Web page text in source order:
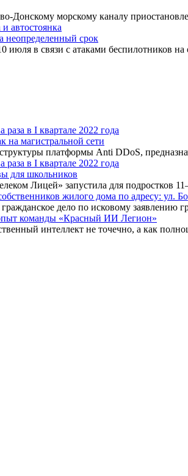
Донскому морскому каналу
автостоянка
неопределенный срок
в связи с атаками беспилотников на
на магистральной сети
платформы Anti DDoS,
для школьников
Лицей» запустила для подростков
жилого дома по адресу: ул.
дело по исковому
команды «Красный ИИ Легион»
интеллект не точечно, а как